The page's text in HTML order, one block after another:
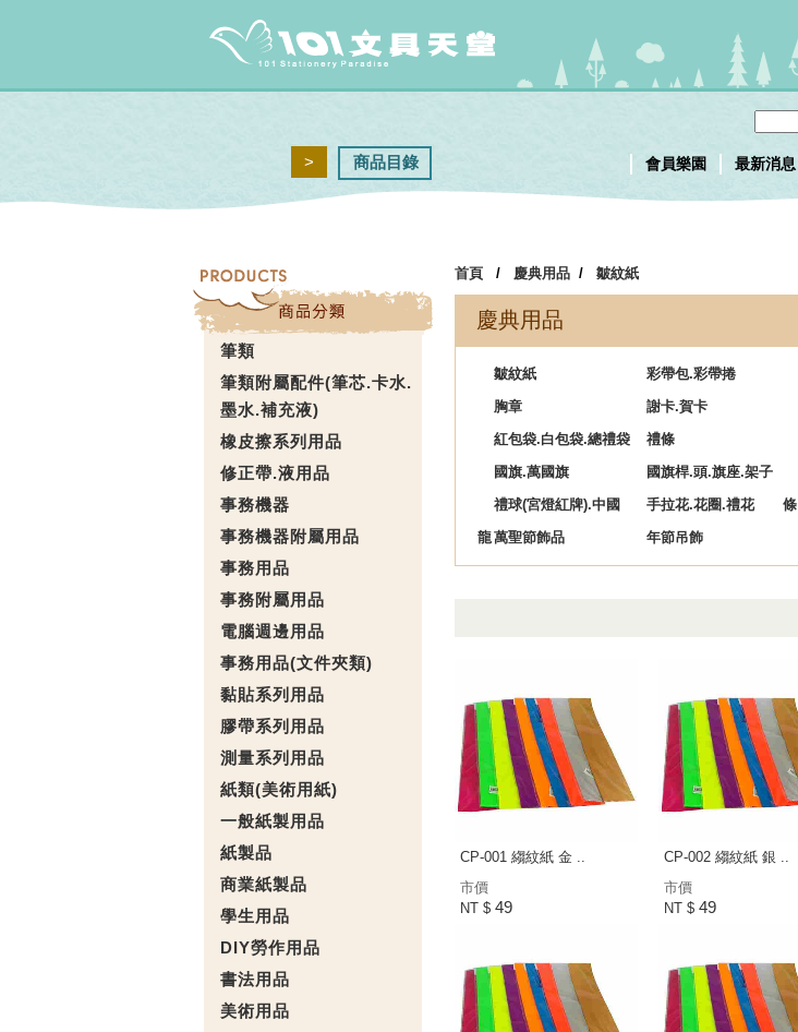
> 商品目錄 會員樂園 最新消息
筆類
筆類附屬配件(筆芯.卡水.
墨水.補充液)
橡皮擦系列用品
修正帶.液用品
事務機器
事務機器附屬用品
事務用品
事務附屬用品
電腦週邊用品
事務用品(文件夾類)
黏貼系列用品
膠帶系列用品
測量系列用品
紙類(美術用紙)
一般紙製用品
紙製品
商業紙製品
學生用品
DIY勞作用品
書法用品
美術用品
首頁 / 慶典用品 / 皺紋紙
慶典用品
皺紋紙 彩帶包.彩帶捲
胸章
謝卡.賀卡
紅包袋.白包袋.總禮袋
禮條
國旗.萬國旗
國旗桿.頭.旗座.架子
條
禮球(宮燈紅牌).中國
龍
手拉花.花圈.禮花
萬聖節飾品
年節吊飾
CP-001 縐紋紙 金 ..
市價
NT $ 49
CP-002 縐紋紙 銀 ..
市價
NT $ 49